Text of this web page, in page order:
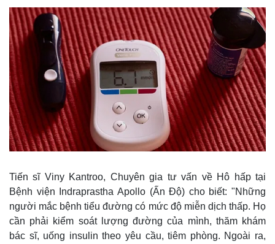
Tiến sĩ Viny Kantroo, Chuyên gia tư vấn về Hô hấp tại
Bệnh viện Indraprastha Apollo (Ấn Độ) cho biết: "Những
người mắc bệnh tiểu đường có mức độ miễn dịch thấp. Họ
cần phải kiểm soát lượng đường của mình, thăm khám
bác sĩ, uống insulin theo yêu cầu, tiêm phòng. Ngoài ra,